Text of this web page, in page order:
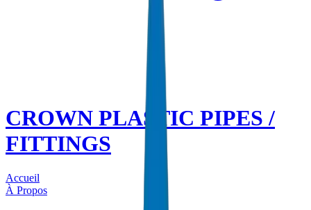
CROWN PLASTIC PIPES /
FITTINGS
Accueil
À Propos